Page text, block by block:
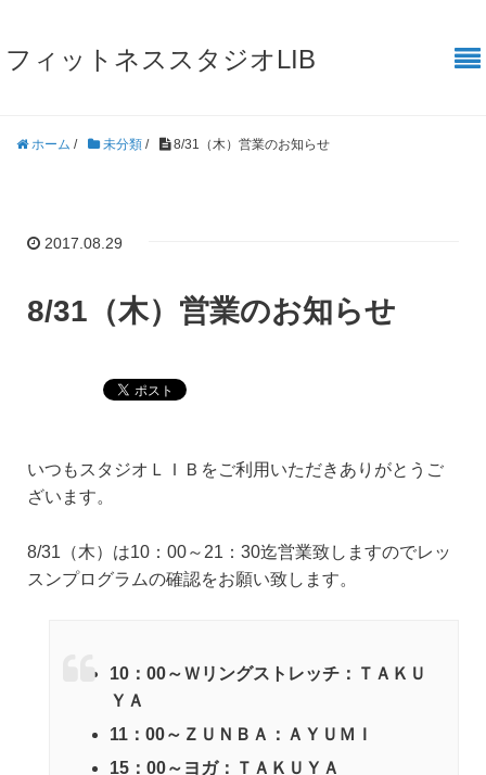
フィットネススタジオLIB
ホーム / 未分類 / 8/31（木）営業のお知らせ
2017.08.29
8/31（木）営業のお知らせ
いつもスタジオＬＩＢをご利用いただきありがとうご
ざいます。
8/31（木）は10：00～21：30迄営業致しますのでレッ
スンプログラムの確認をお願い致します。
10：00～Ｗリングストレッチ：ＴＡＫＵ
ＹＡ
11：00～ＺＵＮＢＡ：ＡＹＵＭＩ
15：00～ヨガ：ＴＡＫＵＹＡ